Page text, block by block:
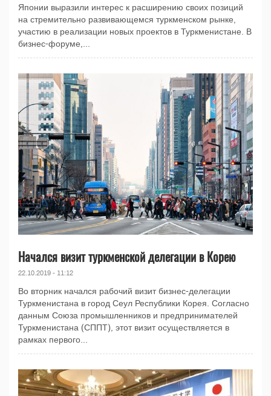
Японии выразили интерес к расширению своих позиций
на стремительно развивающемся туркменском рынке,
участию в реализации новых проектов в Туркменистане. В
бизнес-форуме,...
Начался визит туркменской делегации в Корею
22.10.2019 - 11:12
Во вторник начался рабочий визит бизнес-делегации
Туркменистана в город Сеул Республики Корея. Согласно
данным Союза промышленников и предпринимателей
Туркменистана (СППТ), этот визит осуществляется в
рамках первого...